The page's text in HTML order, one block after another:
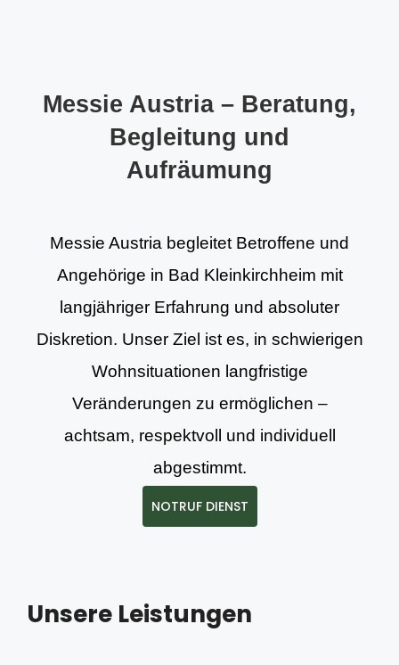
Messie Austria – Beratung,
Begleitung und
Aufräumung
Messie Austria begleitet Betroffene und
Angehörige in Bad Kleinkirchheim mit
langjähriger Erfahrung und absoluter
Diskretion. Unser Ziel ist es, in schwierigen
Wohnsituationen langfristige
Veränderungen zu ermöglichen –
achtsam, respektvoll und individuell
abgestimmt.
NOTRUF DIENST
Unsere Leistungen